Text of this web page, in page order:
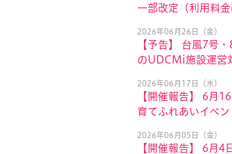
一部改定（利用料
2026年06月26日（金）
【予告】 台風7号
のUDCMi施設運営
2026年06月17日（水）
【開催報告】 6月
育てふれあいイベン
2026年06月05日（金）
【開催報告】 6月4